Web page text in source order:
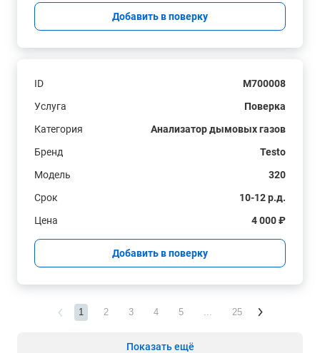
Добавить в поверку
ID
M700008
Услуга
Поверка
Категория
Анализатор дымовых газов
Бренд
Testo
Модель
320
Срок
10-12 р.д.
Цена
4 000 ₽
Добавить в поверку
1 2 3 4 5 ... 25
Показать ещё